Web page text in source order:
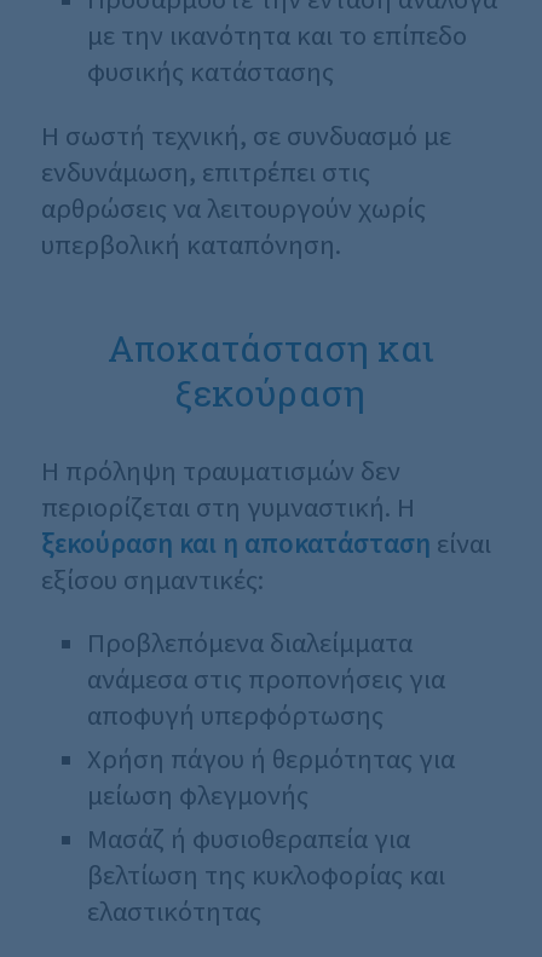
με την ικανότητα και το επίπεδο
φυσικής κατάστασης
Η σωστή τεχνική, σε συνδυασμό με
ενδυνάμωση, επιτρέπει στις
αρθρώσεις να λειτουργούν χωρίς
υπερβολική καταπόνηση.
Αποκατάσταση και
ξεκούραση
Η πρόληψη τραυματισμών δεν
περιορίζεται στη γυμναστική. Η
ξεκούραση και η αποκατάσταση είναι
εξίσου σημαντικές:
Προβλεπόμενα διαλείμματα
ανάμεσα στις προπονήσεις για
αποφυγή υπερφόρτωσης
Χρήση πάγου ή θερμότητας για
μείωση φλεγμονής
Μασάζ ή φυσιοθεραπεία για
βελτίωση της κυκλοφορίας και
ελαστικότητας